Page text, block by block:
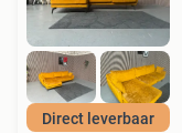
Direct leverbaar